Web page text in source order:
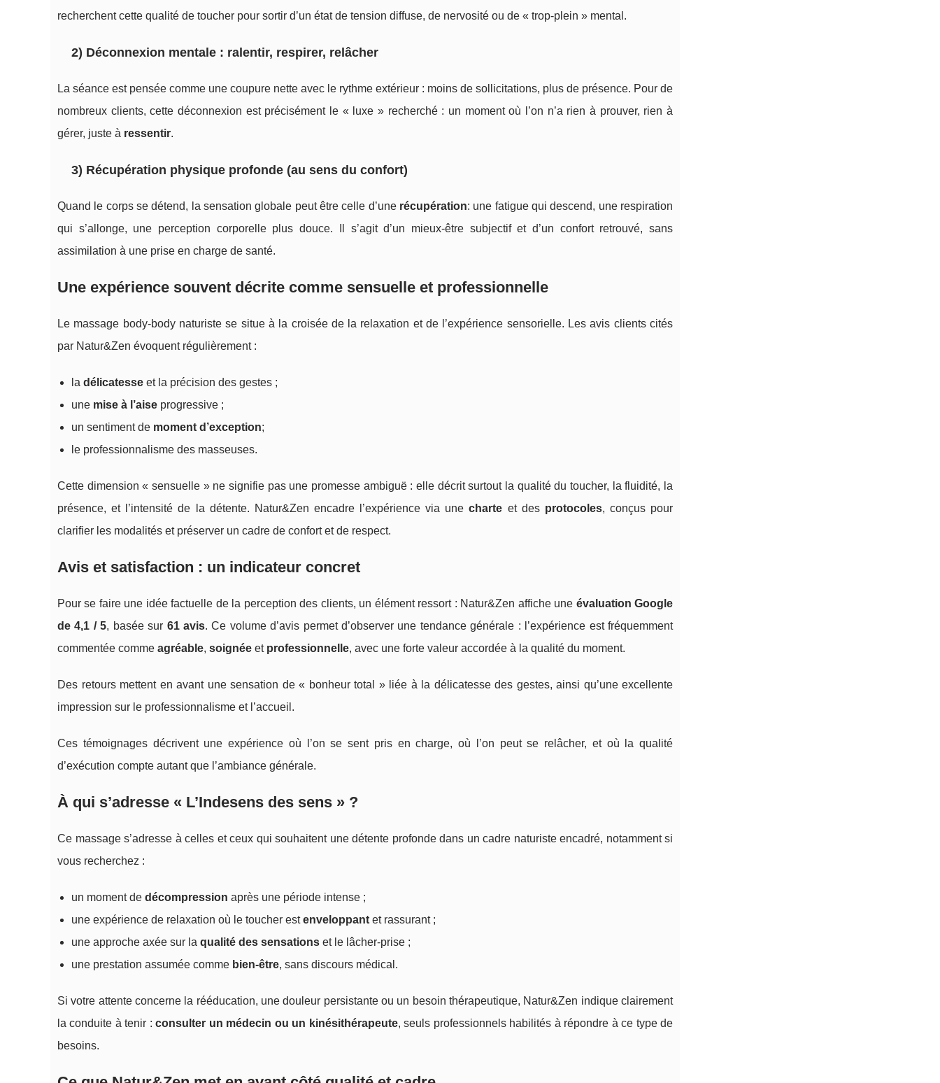
recherchent cette qualité de toucher pour sortir d’un état de tension diffuse, de nervosité ou de « trop-plein » mental.
2) Déconnexion mentale : ralentir, respirer, relâcher
La séance est pensée comme une coupure nette avec le rythme extérieur : moins de sollicitations, plus de présence. Pour de
nombreux clients, cette déconnexion est précisément le « luxe » recherché : un moment où l’on n’a rien à prouver, rien à
gérer, juste à ressentir.
3) Récupération physique profonde (au sens du confort)
Quand le corps se détend, la sensation globale peut être celle d’une récupération: une fatigue qui descend, une respiration
qui s’allonge, une perception corporelle plus douce. Il s’agit d’un mieux-être subjectif et d’un confort retrouvé, sans
assimilation à une prise en charge de santé.
Une expérience souvent décrite comme sensuelle et professionnelle
Le massage body-body naturiste se situe à la croisée de la relaxation et de l’expérience sensorielle. Les avis clients cités
par Natur&Zen évoquent régulièrement :
la délicatesse et la précision des gestes ;
une mise à l’aise progressive ;
un sentiment de moment d’exception;
le professionnalisme des masseuses.
Cette dimension « sensuelle » ne signifie pas une promesse ambiguë : elle décrit surtout la qualité du toucher, la fluidité, la
présence, et l’intensité de la détente. Natur&Zen encadre l’expérience via unecharte et des protocoles, conçus pour
clarifier les modalités et préserver un cadre de confort et de respect.
Avis et satisfaction : un indicateur concret
Pour se faire une idée factuelle de la perception des clients, un élément ressort : Natur&Zen affiche une évaluation Google
de 4,1 / 5, basée sur 61 avis. Ce volume d’avis permet d’observer une tendance générale : l’expérience est fréquemment
commentée comme agréable, soignée et professionnelle, avec une forte valeur accordée à la qualité du moment.
Des retours mettent en avant une sensation de « bonheur total » liée à la délicatesse des gestes, ainsi qu’une excellente
impression sur le professionnalisme et l’accueil.
Ces témoignages décrivent une expérience où l’on se sent pris en charge, où l’on peut se relâcher, et où la qualité
d’exécution compte autant que l’ambiance générale.
À qui s’adresse « L’Indesens des sens » ?
Ce massage s’adresse à celles et ceux qui souhaitent une détente profonde dans un cadre naturiste encadré, notamment si
vous recherchez :
un moment de décompression après une période intense ;
une expérience de relaxation où le toucher estenveloppant et rassurant ;
une approche axée sur la qualité des sensations et le lâcher-prise ;
une prestation assumée comme bien-être, sans discours médical.
Si votre attente concerne la rééducation, une douleur persistante ou un besoin thérapeutique, Natur&Zen indique clairement
la conduite à tenir :consulter un médecin ou un kinésithérapeute, seuls professionnels habilités à répondre à ce type de
besoins.